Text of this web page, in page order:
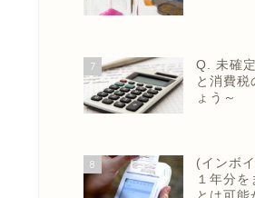
7
Q. 未確
と消費税
ょう～
8
(インボ
１年分を